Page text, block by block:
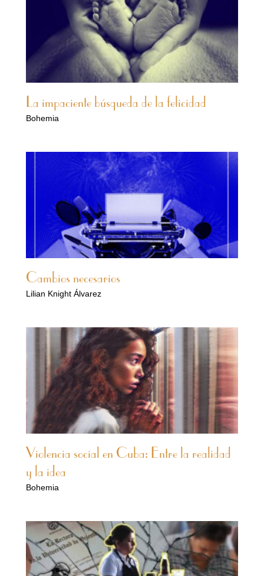
La impaciente búsqueda de la felicidad
Bohemia
Cambios necesarios
Lilian Knight Álvarez
Violencia social en Cuba: Entre la realidad
y la idea
Bohemia